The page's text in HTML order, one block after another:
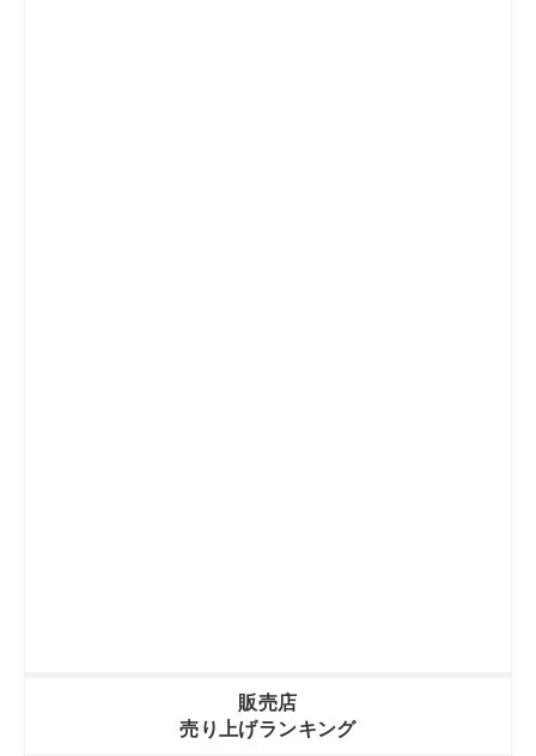
販売店
売り上げランキング